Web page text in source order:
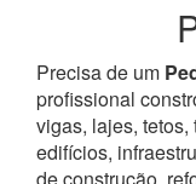
Precisa de um
profissional
vigas, lajes,
edifícios,